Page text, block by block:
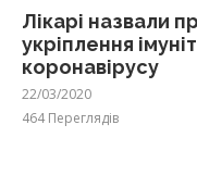
Лікарі назвали
укріплення
коронавірусу
22/03/2020
464Переглядів